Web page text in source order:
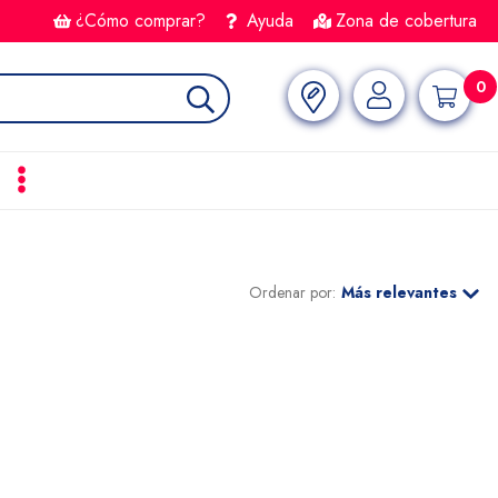
¿Cómo comprar? Ayuda Zona de cobertura
0
Ordenar por: Más relevantes